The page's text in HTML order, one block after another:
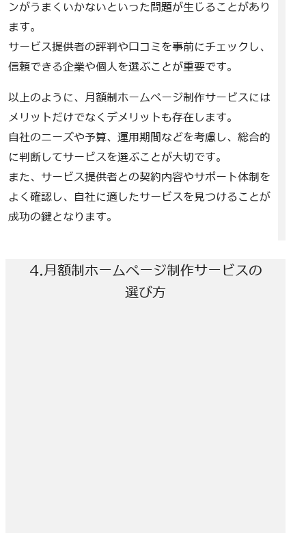
ンがうまくいかないといった問題が生じることがあり
ます。
サービス提供者の評判や口コミを事前にチェックし、
信頼できる企業や個人を選ぶことが重要です。
以上のように、月額制ホームページ制作サービスには
メリットだけでなくデメリットも存在します。
自社のニーズや予算、運用期間などを考慮し、総合的
に判断してサービスを選ぶことが大切です。
また、サービス提供者との契約内容やサポート体制を
よく確認し、自社に適したサービスを見つけることが
成功の鍵となります。
4.月額制ホームページ制作サービスの
選び方